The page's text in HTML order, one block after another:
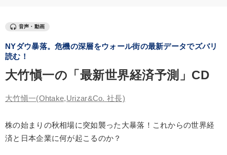
テーマ
【3月】音声・映像
【5月】音声・映像 【1月】音声・映像
最新刊・戦略参謀ChatGPT実戦法と中小企業のDXと講話ご案内
オーナー社長の「現場力の経営」＋現場の「儲ける力」をさらに
高める教材２選
音声・動画
NYダウ暴落。危機の深層をウォール街の最新データでズバリ
読む！
大竹愼一の「最新世界経済予測」CD
大竹愼一(Ohtake,Urizar&Co. 社長)
株の始まりの秋相場に突如襲った大暴落！これからの世界経
済と日本企業に何が起こるのか？